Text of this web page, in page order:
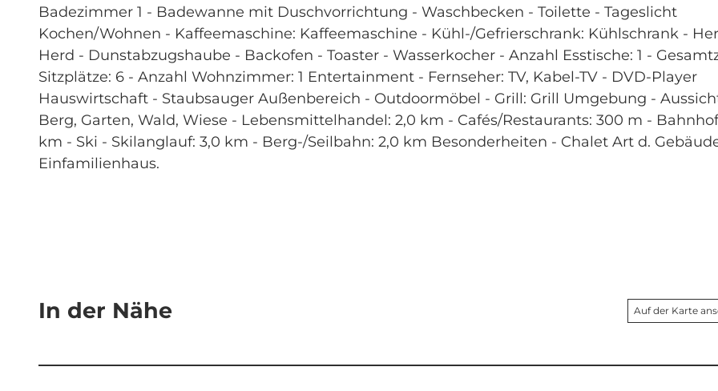
Badezimmer 1 - Badewanne mit Duschvorrichtung - Waschbecken - Toilette - Tageslicht
Kochen/Wohnen - Kaffeemaschine: Kaffeemaschine - Kühl-/Gefrierschrank: Kühlschrank -
Herd - Dunstabzugshaube - Backofen - Toaster - Wasserkocher - Anzahl Esstische: 1 -
Sitzplätze: 6 - Anzahl Wohnzimmer: 1 Entertainment - Fernseher: TV, Kabel-TV - DVD-Player
Hauswirtschaft - Staubsauger Außenbereich - Outdoormöbel - Grill: Grill Umgebung -
Berg, Garten, Wald, Wiese - Lebensmittelhandel: 2,0 km - Cafés/Restaurants: 300 m -
km - Ski - Skilanglauf: 3,0 km - Berg-/Seilbahn: 2,0 km Besonderheiten - Chalet Art d.
Einfamilienhaus.
In der Nähe Auf der Karte